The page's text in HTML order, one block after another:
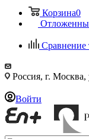
Корзина0
Сравнение
Россия, г.
Войти